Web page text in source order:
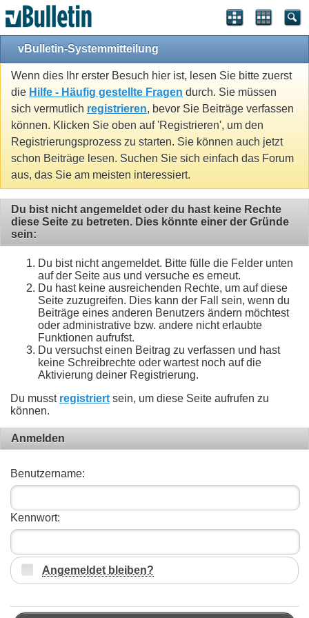
vBulletin-Systemmitteilung
Wenn dies Ihr erster Besuch hier ist, lesen Sie bitte zuerst
die Hilfe - Häufig gestellte Fragen durch. Sie müssen
sich vermutlich registrieren, bevor Sie Beiträge verfassen
können. Klicken Sie oben auf 'Registrieren', um den
Registrierungsprozess zu starten. Sie können auch jetzt
schon Beiträge lesen. Suchen Sie sich einfach das Forum
aus, das Sie am meisten interessiert.
Du bist nicht angemeldet oder du hast keine Rechte
diese Seite zu betreten. Dies könnte einer der Gründe
sein:
Du bist nicht angemeldet. Bitte fülle die Felder unten
auf der Seite aus und versuche es erneut.
Du hast keine ausreichenden Rechte, um auf diese
Seite zuzugreifen. Dies kann der Fall sein, wenn du
Beiträge eines anderen Benutzers ändern möchtest
oder administrative bzw. andere nicht erlaubte
Funktionen aufrufst.
Du versuchst einen Beitrag zu verfassen und hast
keine Schreibrechte oder wartest noch auf die
Aktivierung deiner Registrierung.
Du musst registriert sein, um diese Seite aufrufen zu
können.
Anmelden
Benutzername:
Kennwort:
Angemeldet bleiben?